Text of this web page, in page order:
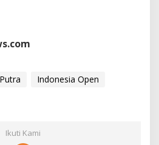
Indonesia Open
Ikuti Kami